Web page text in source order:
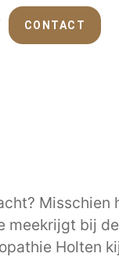
CONTACT
Misschien
meekrijgt bij
Holten